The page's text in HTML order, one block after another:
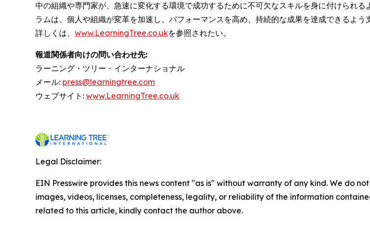
中の組織や専門家が、急速に変化する環境で成功するために不可欠なスキルを身に付けられ
ラムは、個人や組織が変革を加速し、パフォーマンスを高め、持続的な成果を達成できるよう
詳しくは、 www.LearningTree.co.ukを参照されたい。
報道関係者向けの問い合わせ先:
ラーニング・ツリー・インターナショナル
メール: press@learningtree.com
ウェブサイト: www.LearningTree.co.uk
Legal Disclaimer:
EIN Presswire provides this news content "as is" without warranty of any kind. We do
images, videos, licenses, completeness, legality, or reliability of the information
related to this article, kindly contact the author above.